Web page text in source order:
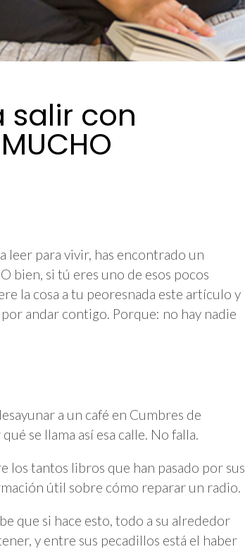
salir con
leer para vivir, has encontrado un
bien, si tú eres uno de esos pocos
la cosa a tu peoresnada este artículo y
andar contigo. Porque: no hay nadie
a un café en Cumbres de
se llama así esa calle. No falla.
los tantos libros que han pasado por sus
útil sobre cómo reparar un radio.
que si hace esto, todo a su alrededor
y entre sus pecadillos está el haber